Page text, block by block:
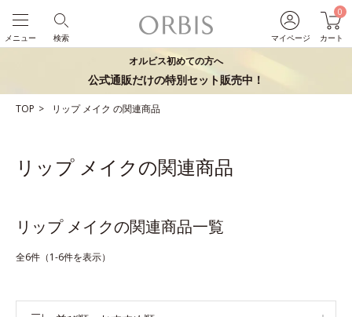
マイページ
0
カート
検索
メニュー
オルビス初めての方へ
公式通販だけの特別セット販売中！
TOP リップ メイク の関連商品
リップ メイクの関連商品
リップ メイクの関連商品一覧
全6件（1-6件を表示）